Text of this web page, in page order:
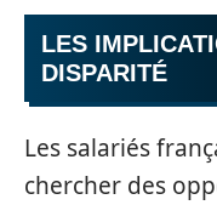
LES
DISPARITÉ
Les salariés
chercher des